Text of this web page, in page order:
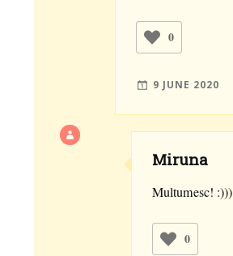
0
9 JUNE 2020
Miruna
Multumesc! :)))
0